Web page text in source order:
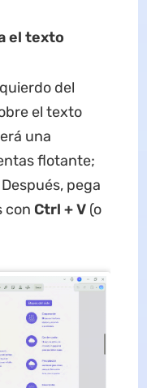
el texto
del
el texto
una
flotante;
pega
con Ctrl + V(o